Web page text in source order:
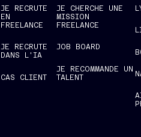
JE RECRUTE
EN
FREELANCE
JE RECRUTE
DANS L'IA
CAS CLIENT
JE CHERCHE UNE
MISSION
FREELANCE
JOB BOARD
JE RECOMMANDE UN
TALENT